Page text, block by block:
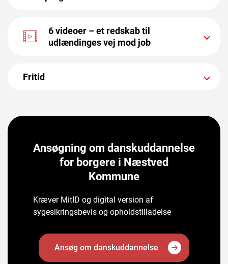
6 videoer – et redskab til
udlændinges vej mod job
Fritid
Ansøgning om danskuddannelse
for borgere i Næstved
Kommune
Kræver MitID og digital version af
sygesikringsbevis og opholdstilladelse
Ansøg om danskuddannelse